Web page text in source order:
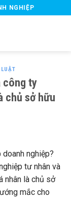
NGHIỆP
LUẬT
công ty
chủ sở hữu
doanh nghiệp?
tư nhân và
nhân là chủ sở
mắc cho